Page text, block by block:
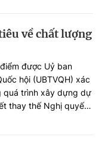
trên toàn bộ quy
Vành đai 5. Tổng
dụng sơ bộ
ha.
về chất lượng
được Uỷ ban
hội (UBTVQH) xác
quá trình xây dựng dự
thay thế Nghị quyết